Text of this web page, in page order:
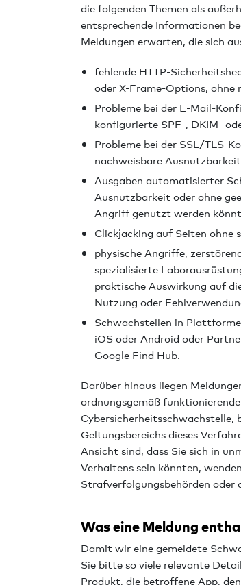
die folgenden Themen als
entsprechende Informationen
Meldungen erwarten, die sich
fehlende HTTP-
oder X-Frame-Options,
Probleme bei der E-Mail-
konfigurierte SPF-, DKIM-
Probleme bei der SSL/TLS-
nachweisbare
Ausgaben automatisierter
Ausnutzbarkeit oder ohne
Angriff genutzt werden
Clickjacking auf Seiten ohne
physische Angriffe,
spezialisierte
praktische Auswirkung auf
Nutzung oder
Schwachstellen in
iOS oder Android oder
Google Find Hub.
Darüber hinaus liegen
ordnungsgemäß
Cybersicherheitsschwachstelle,
Geltungsbereichs dieses
Ansicht sind, dass Sie sich in
Verhaltens sein könnten,
Strafverfolgungsbehörden oder
Was eine Meldung
Damit wir eine gemeldete
Sie bitte so viele relevante
Produkt, die betroffene App,